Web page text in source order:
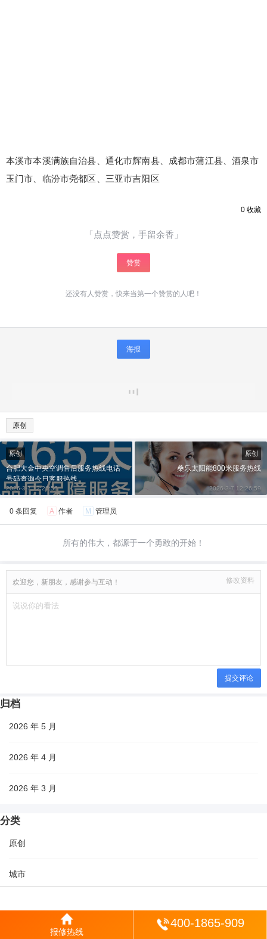
本溪市本溪满族自治县、通化市辉南县、成都市蒲江县、酒泉市
玉门市、临汾市尧都区、三亚市吉阳区
0 收藏
「点点赞赏，手留余香」
赞赏
还没有人赞赏，快来当第一个赞赏的人吧！
海报
原创
原创
合肥大金中央空调售后服务热线电话
号码查询今日客服热线
2026-3-7 12:26:56
原创
桑乐太阳能800米服务热线
2026-3-7 12:26:59
0 条回复 A 作者 M 管理员
所有的伟大，都源于一个勇敢的开始！
欢迎您，新朋友，感谢参与互动！ 修改资料
提交评论
归档
2026 年 5 月
2026 年 4 月
2026 年 3 月
分类
原创
城市
报修热线
400-1865-909